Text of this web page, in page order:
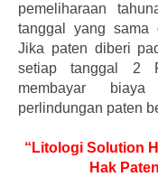
pemeliharaan
tanggal yang sama
Jika paten diberi
setiap tanggal 2
membayar
perlindungan paten
“Litologi Solution
Hak